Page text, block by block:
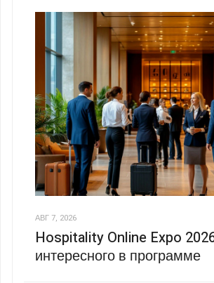
АВГ 7, 2026
Hospitality Online Expo
интересного в программе